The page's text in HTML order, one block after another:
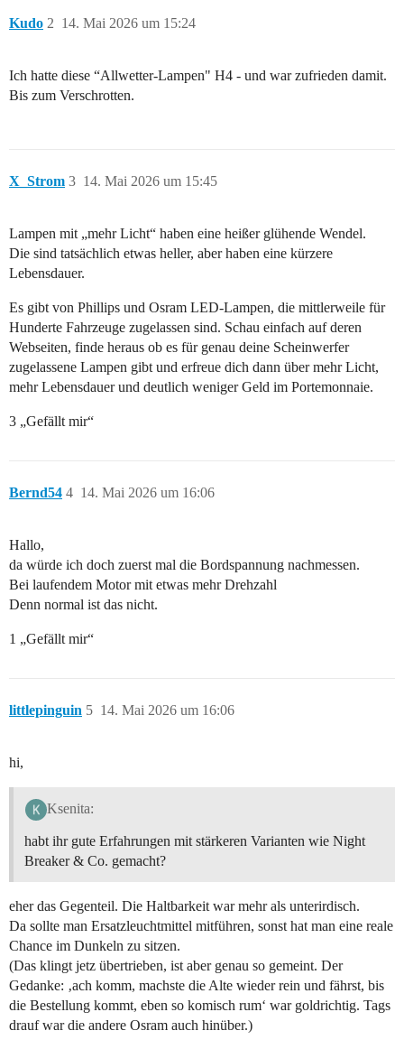
Kudo 14. Mai 2026 um 15:24
2
Ich hatte diese “Allwetter-Lampen" H4 - und war zufrieden damit.
Bis zum Verschrotten.
X_Strom 14. Mai 2026 um 15:45
3
Lampen mit „mehr Licht“ haben eine heißer glühende Wendel.
Die sind tatsächlich etwas heller, aber haben eine kürzere
Lebensdauer.
Es gibt von Phillips und Osram LED-Lampen, die mittlerweile für
Hunderte Fahrzeuge zugelassen sind. Schau einfach auf deren
Webseiten, finde heraus ob es für genau deine Scheinwerfer
zugelassene Lampen gibt und erfreue dich dann über mehr Licht,
mehr Lebensdauer und deutlich weniger Geld im Portemonnaie.
3 „Gefällt mir“
Bernd54 14. Mai 2026 um 16:06
4
Hallo,
da würde ich doch zuerst mal die Bordspannung nachmessen.
Bei laufendem Motor mit etwas mehr Drehzahl
Denn normal ist das nicht.
1 „Gefällt mir“
littlepinguin 14. Mai 2026 um 16:06
5
hi,
Ksenita:
habt ihr gute Erfahrungen mit stärkeren Varianten wie Night
Breaker & Co. gemacht?
eher das Gegenteil. Die Haltbarkeit war mehr als unterirdisch.
Da sollte man Ersatzleuchtmittel mitführen, sonst hat man eine reale
Chance im Dunkeln zu sitzen.
(Das klingt jetz übertrieben, ist aber genau so gemeint. Der
Gedanke: ‚ach komm, machste die Alte wieder rein und fährst, bis
die Bestellung kommt, eben so komisch rum‘ war goldrichtig. Tags
drauf war die andere Osram auch hinüber.)